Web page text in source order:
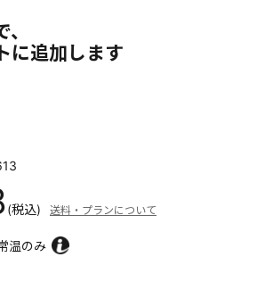
に追加します
(税込) 送料・プランについて
温のみ